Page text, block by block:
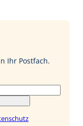
Ihr Postfach.